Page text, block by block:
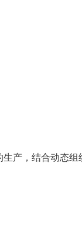
产，结合动态组